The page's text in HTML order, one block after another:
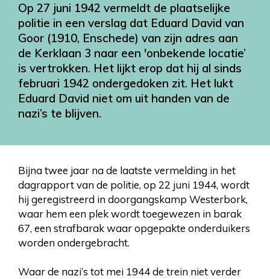
Op 27 juni 1942 vermeldt de plaatselijke
politie in een verslag dat Eduard David van
Goor (1910, Enschede) van zijn adres aan
de Kerklaan 3 naar een 'onbekende locatie’
is vertrokken. Het lijkt erop dat hij al sinds
februari 1942 ondergedoken zit. Het lukt
Eduard David niet om uit handen van de
nazi’s te blijven.
Bijna twee jaar na de laatste vermelding in het
dagrapport van de politie, op 22 juni 1944, wordt
hij geregistreerd in doorgangskamp Westerbork,
waar hem een plek wordt toegewezen in barak
67, een strafbarak waar opgepakte onderduikers
worden ondergebracht.
Waar de nazi’s tot mei 1944 de trein niet verder